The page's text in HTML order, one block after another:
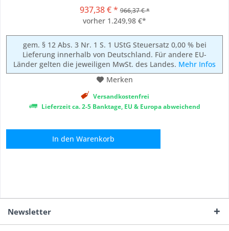
Camping, im Wohnmobil, im Garten, auf Festivals, bei
Outdoor-Arbeiten *² oder als flexible...
937,38 € * 966,37 € *
vorher 1.249,98 €*
gem. § 12 Abs. 3 Nr. 1 S. 1 UStG Steuersatz 0,00 % bei
Lieferung innerhalb von Deutschland. Für andere EU-
Länder gelten die jeweiligen MwSt. des Landes. Mehr Infos
Merken
Versandkostenfrei
Lieferzeit ca. 2-5 Banktage, EU & Europa abweichend
In den Warenkorb
Newsletter